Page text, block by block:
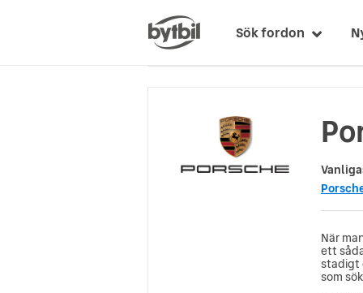
Sök fordon
När
ett
stadigt
som